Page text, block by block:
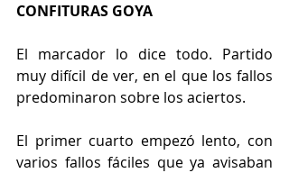
CONFITURAS GOYA
El marcador lo dice todo. Partido
muy difícil de ver, en el que los fallos
predominaron sobre los aciertos.
El primer cuarto empezó lento, con
varios fallos fáciles que ya avisaban